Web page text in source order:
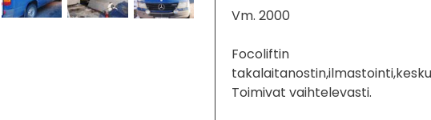
Vm. 2000
Focoliftin
Toimivat vaihtelevasti.